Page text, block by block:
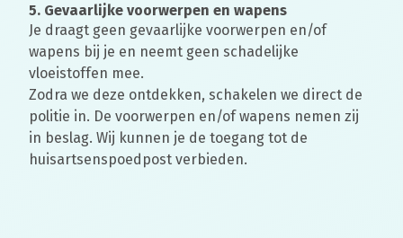
5. Gevaarlijke voorwerpen en wapens
Je draagt geen gevaarlijke voorwerpen en/of
wapens bij je en neemt geen schadelijke
vloeistoffen mee.
Zodra we deze ontdekken, schakelen we direct de
politie in. De voorwerpen en/of wapens nemen zij
in beslag. Wij kunnen je de toegang tot de
huisartsenspoedpost verbieden.